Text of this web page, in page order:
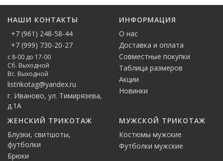
НАШИ КОНТАКТЫ
+7 (961) 248-58-44
+7 (999) 730-20-27
с 8-00 до 17-00
Сб. Выходной
Вс. Выходной
listrikotag@yandex.ru
г. Иваново, ул. Тимирязева,
д.1А
ИНФОРМАЦИЯ
О нас
Доставка и оплата
Совместные покупки
Таблица размеров
Акции
Новинки
ЖЕНСКИЙ ТРИКОТАЖ
Блузки, свитшоты,
футболки
Брюки
МУЖСКОЙ ТРИКОТАЖ
Костюмы мужские
Футболки мужские